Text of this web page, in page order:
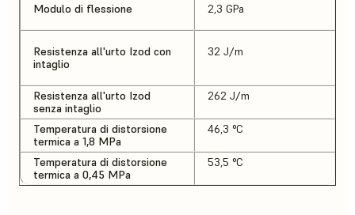
Modulo di flessione 2,3 GPa
Resistenza all'urto Izod con
intaglio
32 J/m
Resistenza all'urto Izod
senza intaglio
262 J/m
Temperatura di distorsione
termica a 1,8 MPa
46,3 °C
Temperatura di distorsione
termica a 0,45 MPa
53,5 °C